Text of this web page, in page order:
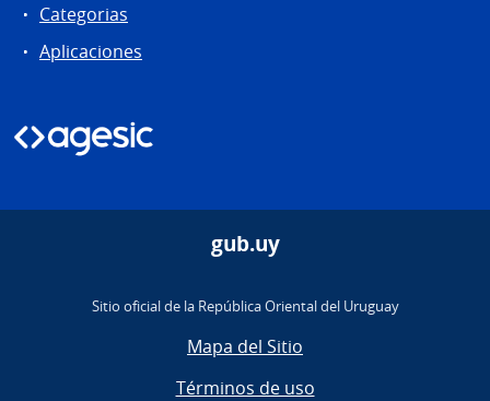
Categorias
Aplicaciones
gub.uy
Sitio oficial de la República Oriental del Uruguay
Mapa del Sitio
Términos de uso